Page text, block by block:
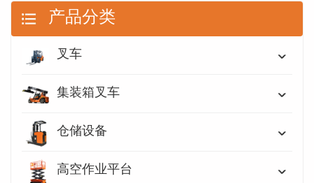
产品分类
叉车
集装箱叉车
仓储设备
高空作业平台